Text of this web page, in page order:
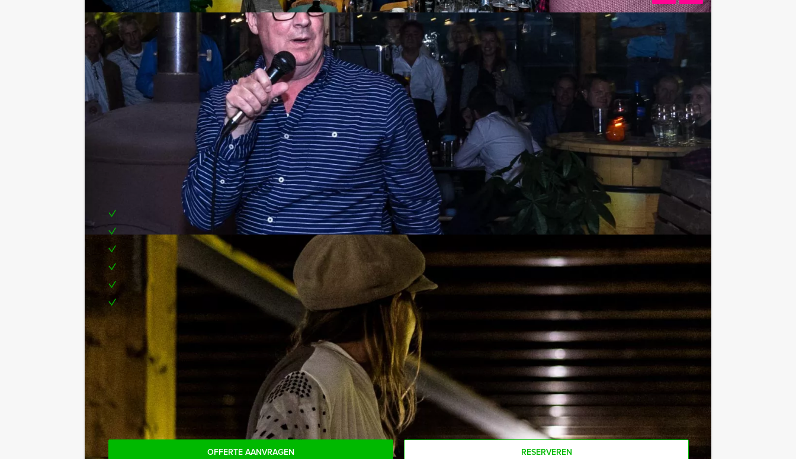
Om de sfeer te verhogen hebben we nog enkele andere rondes bedacht. Wat dacht u van het hilarische onderdeel ‘Nederlandse sporters
raden’ en ook de ronde ‘petje op, petje af’ mag natuurlijk niet ontbreken.
Het beste team zal uiteindelijk onderling strijden om de felbegeerde hoofdprijs in een bloedstollende finale. Wie mag zich kronen tot de
enige echte sportkenner van het gezelschap?!
Een enthousiaste quizmaster
Een Powerpointpresentatie
Geluidsfragmenten
Oranje-attributen
Een prijs voor de winnaar
Te boeken op uw gewenste dag en tijdstip
Tip:
Uiteraard is dit uitje uitstekend te combineren met een heerlijke lunch vooraf of een uitgebreid diner na afloop. U kunt dit spel ook
combineren met andere spelevenementen.
Komt u niet aan het minimale aantal deelnemers? Als u bereid bent voor het minimale aantal te betalen, kunt u ook gewoon voor minder
personen boeken!
OFFERTE AANVRAGEN RESERVEREN